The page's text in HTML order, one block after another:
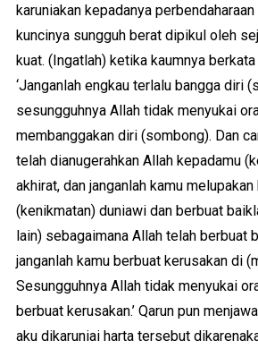
karuniakan kepadanya
kuncinya sungguh berat dipikul oleh
kuat. (Ingatlah) ketika kaumnya
‘Janganlah engkau terlalu bangga diri
sesungguhnya Allah tidak menyukai
membanggakan diri (sombong). Dan
telah dianugerahkan Allah kepadamu
akhirat, dan janganlah kamu
(kenikmatan) duniawi dan berbuat
lain) sebagaimana Allah telah berbuat
janganlah kamu berbuat kerusakan di
Sesungguhnya Allah tidak menyukai
berbuat kerusakan.’ Qarun pun
aku dikaruniai harta tersebut